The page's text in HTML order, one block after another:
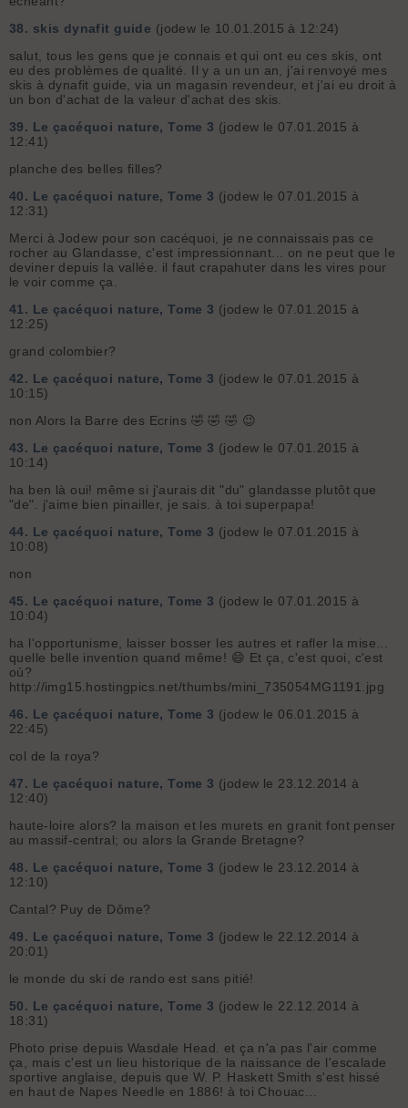
38. skis dynafit guide (jodew le 10.01.2015 à 12:24)
salut, tous les gens que je connais et qui ont eu ces skis, ont
eu des problèmes de qualité. Il y a un un an, j'ai renvoyé mes
skis à dynafit guide, via un magasin revendeur, et j'ai eu droit à
un bon d'achat de la valeur d'achat des skis.
39. Le çacéquoi nature, Tome 3 (jodew le 07.01.2015 à
12:41)
planche des belles filles?
40. Le çacéquoi nature, Tome 3 (jodew le 07.01.2015 à
12:31)
Merci à Jodew pour son cacéquoi, je ne connaissais pas ce
rocher au Glandasse, c'est impressionnant... on ne peut que le
deviner depuis la vallée. il faut crapahuter dans les vires pour
le voir comme ça.
41. Le çacéquoi nature, Tome 3 (jodew le 07.01.2015 à
12:25)
grand colombier?
42. Le çacéquoi nature, Tome 3 (jodew le 07.01.2015 à
10:15)
non Alors la Barre des Ecrins 🤣 🤣 🤣 😉
43. Le çacéquoi nature, Tome 3 (jodew le 07.01.2015 à
10:14)
ha ben là oui! même si j'aurais dit "du" glandasse plutôt que
"de". j'aime bien pinailler, je sais. à toi superpapa!
44. Le çacéquoi nature, Tome 3 (jodew le 07.01.2015 à
10:08)
non
45. Le çacéquoi nature, Tome 3 (jodew le 07.01.2015 à
10:04)
ha l'opportunisme, laisser bosser les autres et rafler la mise...
quelle belle invention quand même! 😄 Et ça, c'est quoi, c'est
où?
http://img15.hostingpics.net/thumbs/mini_735054MG1191.jpg
46. Le çacéquoi nature, Tome 3 (jodew le 06.01.2015 à
22:45)
col de la roya?
47. Le çacéquoi nature, Tome 3 (jodew le 23.12.2014 à
12:40)
haute-loire alors? la maison et les murets en granit font penser
au massif-central; ou alors la Grande Bretagne?
48. Le çacéquoi nature, Tome 3 (jodew le 23.12.2014 à
12:10)
Cantal? Puy de Dôme?
49. Le çacéquoi nature, Tome 3 (jodew le 22.12.2014 à
20:01)
le monde du ski de rando est sans pitié!
50. Le çacéquoi nature, Tome 3 (jodew le 22.12.2014 à
18:31)
Photo prise depuis Wasdale Head. et ça n'a pas l'air comme
ça, mais c'est un lieu historique de la naissance de l'escalade
sportive anglaise, depuis que W. P. Haskett Smith s'est hissé
en haut de Napes Needle en 1886! à toi Chouac...